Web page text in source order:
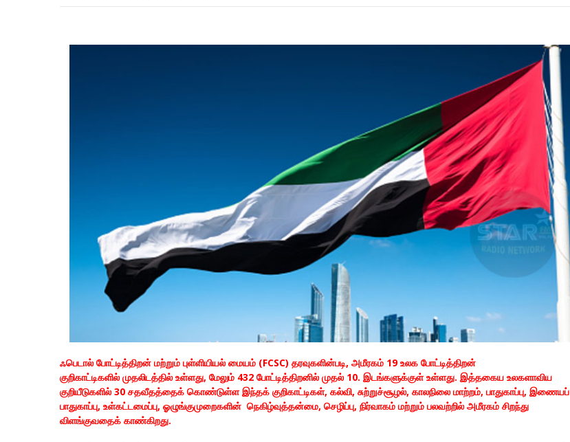
ஃபெடால்‌ போட்டித்திறன்‌ மற்றும்‌ புள்ளியியல்‌ மையம்‌ (FCSC) தரவுகளின்படி, அமீரகம்‌ 19 உலக போட்டித்திறன்‌
குறிகாட்டிகளில்‌ முதலிடத்தில்‌ உள்ளது, மேலும்‌ 432 போட்டித்திறனில்‌ முதல்‌ 10. இடங்களுக்குள்‌ உள்ளது. இத்தகைய உலகளாவிய
குறியீடுகளில்‌ 30 சதவீதத்தைக்‌ கொண்டுள்ள இந்தக்‌ குறிகாட்டிகள்‌, கல்வி, சுற்றுச்சூழல்‌, காலநிலை மாற்றம்‌, பாதுகாப்பு, இணையப்‌
பாதுகாப்பு, உள்கட்டமைப்பு, ஓழுங்குமுறைகளின்‌ நெகிழ்வுத்தன்மை, செழிப்பு, நிர்வாகம்‌ மற்றும்‌ பலவற்றில்‌ அமீரகம்‌ சிறந்து
விளங்குவதைக்‌ காண்கிறது.